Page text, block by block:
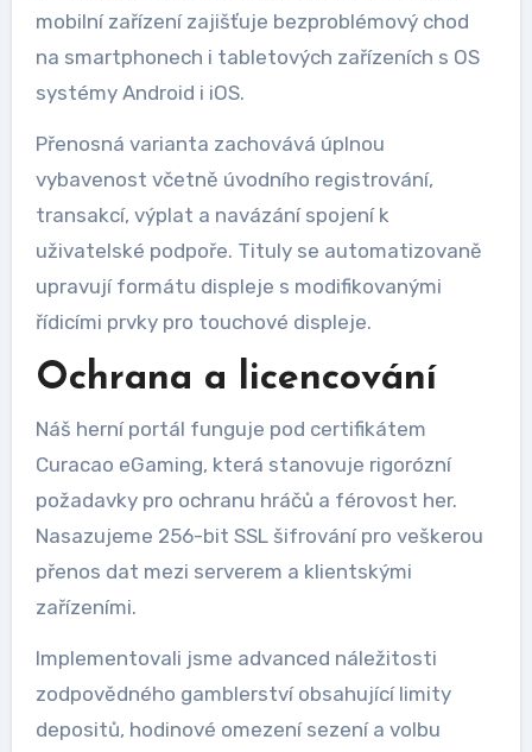
mobilní zařízení zajišťuje bezproblémový chod
na smartphonech i tabletových zařízeních s OS
systémy Android i iOS.
Přenosná varianta zachovává úplnou
vybavenost včetně úvodního registrování,
transakcí, výplat a navázání spojení k
uživatelské podpoře. Tituly se automatizovaně
upravují formátu displeje s modifikovanými
řídicími prvky pro touchové displeje.
Ochrana a licencování
Náš herní portál funguje pod certifikátem
Curacao eGaming, která stanovuje rigorózní
požadavky pro ochranu hráčů a férovost her.
Nasazujeme 256-bit SSL šifrování pro veškerou
přenos dat mezi serverem a klientskými
zařízeními.
Implementovali jsme advanced náležitosti
zodpovědného gamblerství obsahující limity
depositů, hodinové omezení sezení a volbu